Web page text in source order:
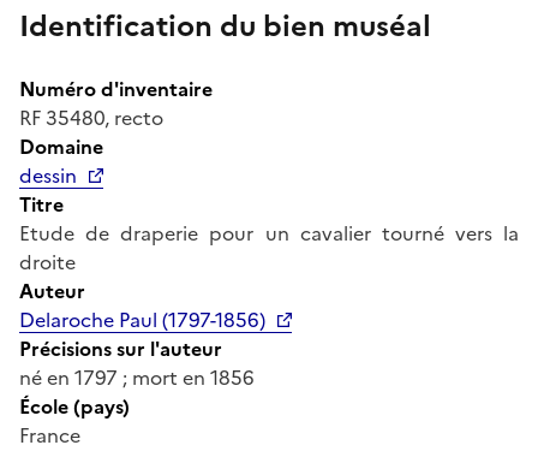
Identification du bien muséal
Numéro d'inventaire
RF 35480, recto
Domaine
dessin
Titre
Etude de draperie pour un cavalier tourné vers la
droite
Auteur
Delaroche Paul (1797-1856)
Précisions sur l'auteur
né en 1797 ; mort en 1856
École (pays)
France